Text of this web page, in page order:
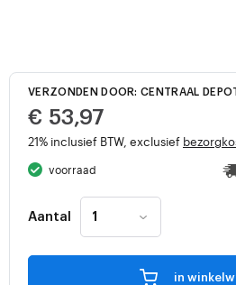
VERZONDEN DOOR: CENTRAAL
€ 53,97
21% inclusief BTW, exclusief
voorraad
Aantal
in